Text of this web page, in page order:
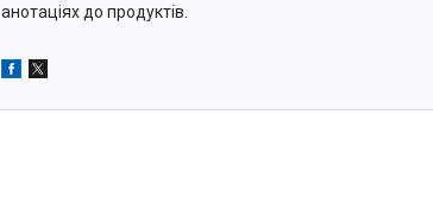
анотаціях до продуктів.